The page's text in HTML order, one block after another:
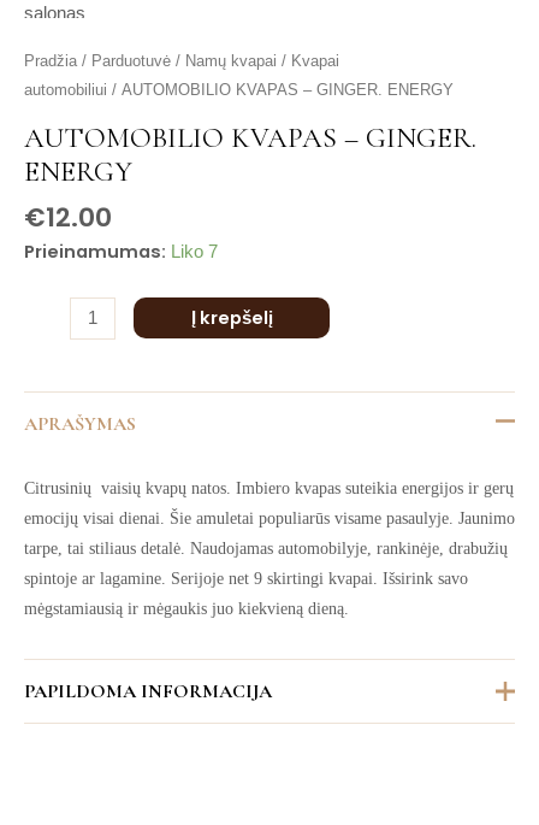
Pradžia / Parduotuvė / Namų kvapai / Kvapai
automobiliui / AUTOMOBILIO KVAPAS – GINGER. ENERGY
AUTOMOBILIO KVAPAS – GINGER.
ENERGY
€12.00
Prieinamumas: Liko 7
produkto
kiekis:
KVAPAS
-
GINGER.
Į krepšelį
APRAŠYMAS
Citrusinių vaisių kvapų natos. Imbiero kvapas suteikia energijos ir gerų
emocijų visai dienai. Šie amuletai populiarūs visame pasaulyje. Jaunimo
tarpe, tai stiliaus detalė. Naudojamas automobilyje, rankinėje, drabužių
spintoje ar lagamine. Serijoje net 9 skirtingi kvapai. Išsirink savo
mėgstamiausią ir mėgaukis juo kiekvieną dieną.
PAPILDOMA INFORMACIJA